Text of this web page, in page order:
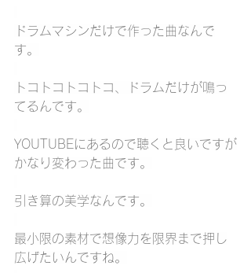
ドラムマシンだけで作った曲なんで
す。
トコトコトコトコ、ドラムだけが鳴っ
てるんです。
YOUTUBEにあるので聴くと良いですが
かなり変わった曲です。
引き算の美学なんです。
最小限の素材で想像力を限界まで押し
広げたいんですね。